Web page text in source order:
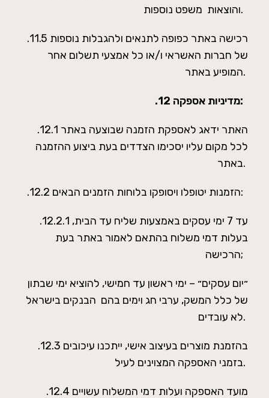
והוצאות משפט נוספות.
.11.5 רכישה באתר כפופה לתנאים ולהגבלות נוספות
של חברות האשראי ו/או כל אמצעי תשלום אחר
המופיע באתר.
.12 מדיניות אספקה:
.12.1 האתר ידאג לאספקת הזמנה שבוצעה באתר
לכל מקום עליו יסכימו הצדדים בעת ביצוע ההזמנה
באתר.
.12.2 הזמנות יטופלו ויסופקו בלוחות הזמנים הבאים:
.12.2.1 עד 7 ימי עסקים באמצעות שליח עד הבית,
בעלות דמי משלוח בהתאם לאמור באתר בעת
הרכישה;
״יום עסקים״ – ימי ראשון עד חמישי, להוציא ימי שבתון
של כלל המשק, ערבי חג וימים בהם הבנקים בישראל
לא עובדים.
.12.3 בהזמנת מוצרים בעיצוב אישי, ייתכנו עיכובים
בזמני האספקה המצוינים לעיל.
.12.4 מועד האספקה ועלות דמי המשלוח עשויים